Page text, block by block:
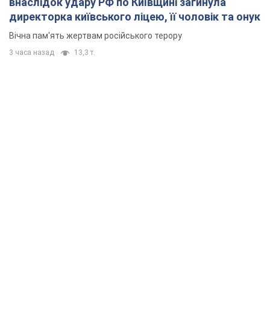
директорка київського ліцею, її чоловік та онук
Вічна пам'ять жертвам російського терору
3 часа назад 13,3 т.